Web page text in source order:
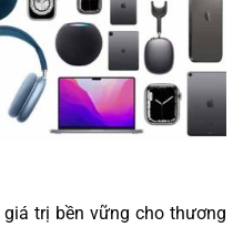
trị bền vững cho thương